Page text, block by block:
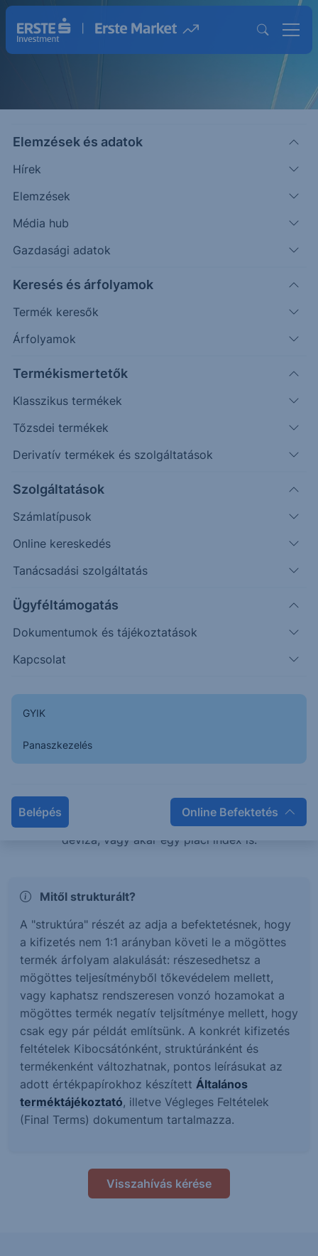
Elemzések és adatok
Hírek
Elemzések
Média hub
Gazdasági adatok
Keresés és árfolyamok
Termék keresők
Árfolyamok
Termékismertetők
Klasszikus termékek
Tőzsdei termékek
Derivatív termékek és szolgáltatások
Szolgáltatások
Számlatípusok
Online kereskedés
Tanácsadási szolgáltatás
Ügyféltámogatás
Dokumentumok és tájékoztatások
Kapcsolat
GYIK
Panaszkezelés
Belépés Online Befektetés
Strukturált Értékpapírok
Magasabb hozam lehetősége egyedi
Védelmi mechanizmussal
rendelkező egyedi befektetési
lehetőséget keresel?
Az Erste Strukturált Értékpapír kínálatával különböző
piaci helyzetekre találhatsz megfelelő befektetési
A havonta érkező termékek között találsz olyat, ahol a
kiválasztott mögöttes piac vagy termékek negatív
részesülhetsz, vagy éppen tőkevédelem mellett érhetsz
Mi az a Strukturált értékpapír?
termékhez, vagy termékek kosarához kötött. Ez a
mögöttes termék lehet részvény, kötvény, árucikk,
deviza, vagy akár egy piaci index is.
Mitől strukturált?
A "struktúra" részét az adja a befektetésnek, hogy
a kifizetés nem 1:1 arányban követi le a mögöttes
termék árfolyam alakulását: részesedhetsz a
mögöttes teljesítményből tőkevédelem mellett,
vagy kaphatsz rendszeresen vonzó hozamokat a
mögöttes termék negatív teljsítménye mellett, hogy
csak egy pár példát említsünk. A konkrét kifizetés
feltételek Kibocsátónként, struktúránként és
termékenként változhatnak, pontos leírásukat az
adott értékpapírokhoz készített Általános
terméktájékoztató, illetve Végleges Feltételek
(Final Terms) dokumentum tartalmazza.
Visszahívás kérése